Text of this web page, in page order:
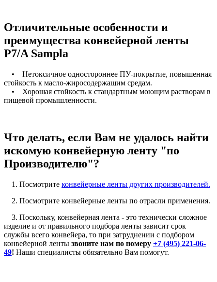
Отличительные особенности и
преимущества конвейерной ленты
P7/A Sampla
• Нетоксичное одностороннее ПУ-покрытие, повышенная
стойкость к масло-жиросодержащим средам.
• Хорошая стойкость к стандартным моющим растворам в
пищевой промышленности.
Что делать, если Вам не удалось найти
искомую конвейерную ленту "по
Производителю"?
1. Посмотрите конвейерные ленты других производителей.
2. Посмотрите конвейерные ленты по отрасли применения.
3. Поскольку, конвейерная лента - это технически сложное
изделие и от правильного подбора ленты зависит срок
службы всего конвейера, то при затруднении с подбором
конвейерной ленты звоните нам по номеру +7 (495) 221-06-
49! Наши специалисты обязательно Вам помогут.